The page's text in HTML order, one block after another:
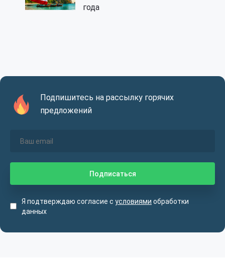
года
Подпишитесь на рассылку горячих
предложений
Я подтверждаю согласие с условиями обработки
данных